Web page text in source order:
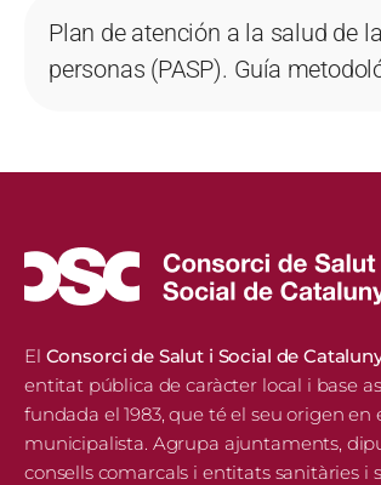
Plan de atención a la salud de
personas (PASP). Guía
El Consorci de Salut i Social de
entitat pública de caràcter local i base
fundada el 1983, que té el seu origen
municipalista. Agrupa ajuntaments,
consells comarcals i entitats sanitàries i